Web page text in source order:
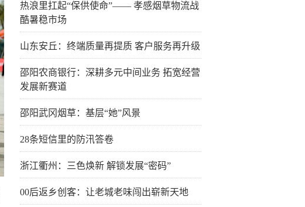
热浪里扛起“保供使命”—— 孝感烟草物流战
酷暑稳市场
山东安丘：终端质量再提质 客户服务再升级
邵阳农商银行：深耕多元中间业务 拓宽经营
发展新赛道
邵阳武冈烟草：基层“她”风景
28条短信里的防汛答卷
浙江衢州：三色焕新 解锁发展“密码”
00后返乡创客：让老城老味闯出崭新天地